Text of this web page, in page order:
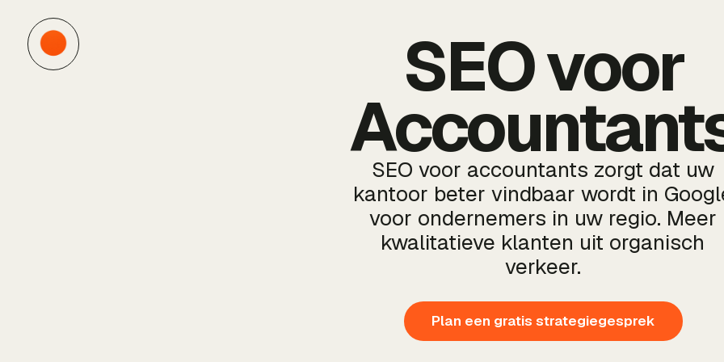
SEO voor
SEO voor accountants zorgt dat uw
kantoor beter vindbaar wordt in
voor ondernemers in uw regio. Meer
kwalitatieve klanten uit organisch
verkeer.
Plan een gratis strategiegesprek